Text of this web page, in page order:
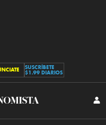
SUSCRÍBETE
$1.99 DIARIOS